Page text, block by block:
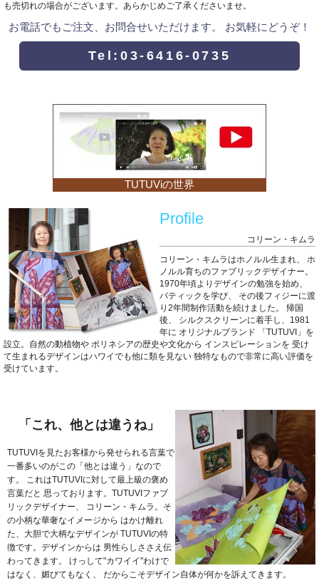
も売切れの場合がございます。あらかじめご了承くださいませ。
お電話でもご注文、お問合せいただけます。 お気軽にどうぞ！
Tel:03-6416-0735
TUTUViの世界
Profile
コリーン・キムラ
コリーン・キムラはホノルル生まれ、
ホ
ノルル育ちのファブリックデザイナー。
1970年頃よりデザインの勉強を始め、
バティックを学び、
その後フィジーに渡
り2年間制作活動を続けました。
帰国
後、
シルクスクリーンに着手し、1981
年に オリジナルブランド 「TUTUVI」を
設立。自然の動植物や ポリネシアの歴史や文化から インスピレーションを 受け
て生まれるデザインはハワイでも他に類を見ない 独特なもので非常に高い評価を
受けています。
「これ、他とは違うね」
TUTUVIを見たお客様から発せられる言葉で
一番多いのがこの「他とは違う」なので
す。
これはTUTUVIに対して最上級の褒め
言葉だと 思っております。TUTUVIファブ
リックデザイナー、
コリーン・キムラ。そ
の小柄な華奢なイメージから はかけ離れ
た、大胆で大柄なデザインが TUTUVIの特
徴です。デザインからは 男性らしささえ伝
わってきます。
けっして"カワイイ"わけで
はなく、媚びてもなく、
だからこそデザイン自体が何かを訴えてきます。